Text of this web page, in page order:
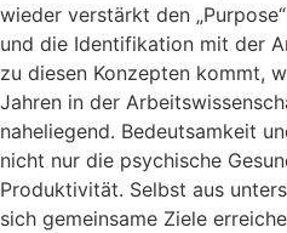
wieder verstärkt den
und die Identifikation mit der
zu diesen Konzepten kommt,
Jahren in der
naheliegend. Bedeutsamkeit
nicht nur die psychische
Produktivität. Selbst aus
sich gemeinsame Ziele